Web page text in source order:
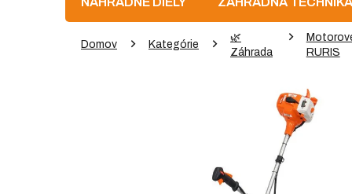
Domov Kategórie
🌿
Záhrada
RURIS